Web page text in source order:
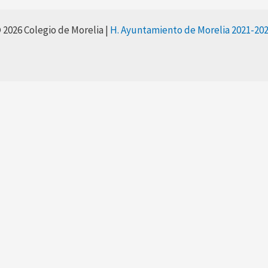
Colegio de Morelia | H. Ayuntamiento de Morelia 2021-